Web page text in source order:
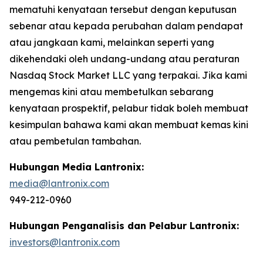
mematuhi kenyataan tersebut dengan keputusan
sebenar atau kepada perubahan dalam pendapat
atau jangkaan kami, melainkan seperti yang
dikehendaki oleh undang-undang atau peraturan
Nasdaq Stock Market LLC yang terpakai. Jika kami
mengemas kini atau membetulkan sebarang
kenyataan prospektif, pelabur tidak boleh membuat
kesimpulan bahawa kami akan membuat kemas kini
atau pembetulan tambahan.
Hubungan Media Lantronix:
media@lantronix.com
949-212-0960
Hubungan Penganalisis dan Pelabur Lantronix:
investors@lantronix.com